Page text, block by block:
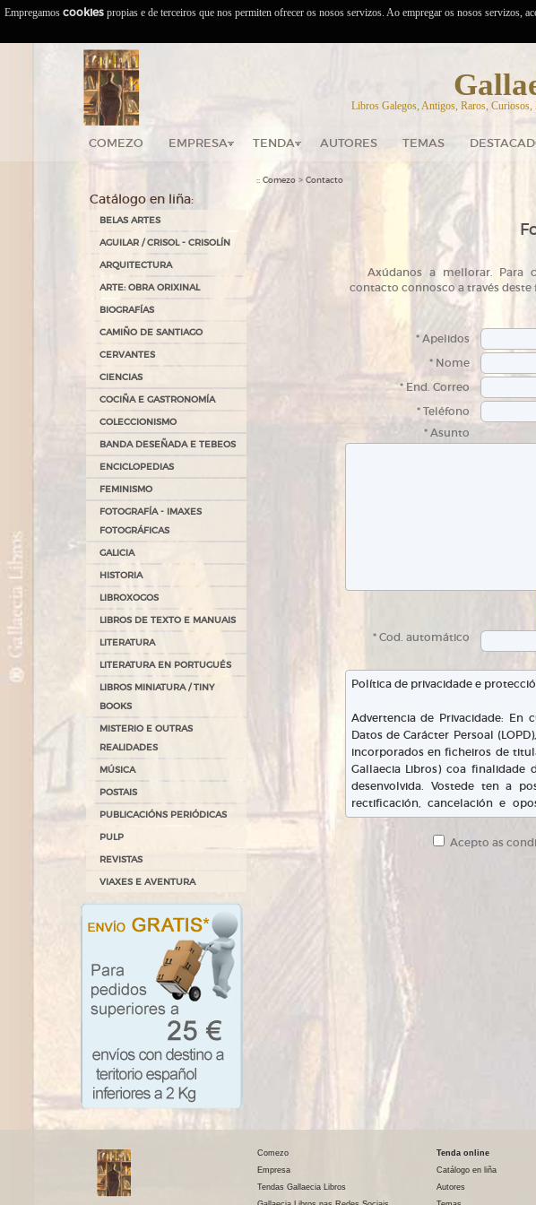
Libros Galegos, Antigos, Raros,
COMEZO EMPRESA TENDA AUTORES TEMAS
Catálogo en liña:
BELAS ARTES
AGUILAR / CRISOL - CRISOLÍN
ARQUITECTURA
ARTE: OBRA ORIXINAL
BIOGRAFÍAS
CAMIÑO DE SANTIAGO
CERVANTES
CIENCIAS
COCIÑA E GASTRONOMÍA
COLECCIONISMO
BANDA DESEÑADA E TEBEOS
ENCICLOPEDIAS
FEMINISMO
FOTOGRAFÍA - IMAXES
FOTOGRÁFICAS
GALICIA
HISTORIA
LIBROXOGOS
LIBROS DE TEXTO E MANUAIS
LITERATURA
LITERATURA EN PORTUGUÉS
LIBROS MINIATURA / TINY
BOOKS
MISTERIO E OUTRAS
REALIDADES
MÚSICA
POSTAIS
PUBLICACIÓNS PERIÓDICAS
PULP
REVISTAS
VIAXES E AVENTURA
:: Comezo > Contacto
Axúdanos a mellorar. Para
contacto connosco a través deste
* Apelidos
* Nome
* End. Correo
* Teléfono
* Asunto
* Cod. automático
Acepto as
Comezo
Empresa
Tendas Gallaecia Libros
Tenda online
Catálogo en liña
Autores
Empregamos cookies propias e de terceiros que nos permiten ofrecer os nosos servizos. Ao empregar os nosos servizos,